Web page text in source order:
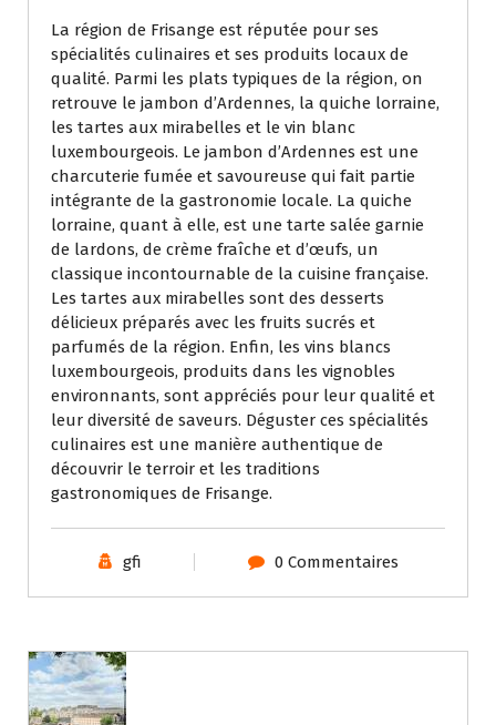
La région de Frisange est réputée pour ses
spécialités culinaires et ses produits locaux de
qualité. Parmi les plats typiques de la région, on
retrouve le jambon d’Ardennes, la quiche lorraine,
les tartes aux mirabelles et le vin blanc
luxembourgeois. Le jambon d’Ardennes est une
charcuterie fumée et savoureuse qui fait partie
intégrante de la gastronomie locale. La quiche
lorraine, quant à elle, est une tarte salée garnie
de lardons, de crème fraîche et d’œufs, un
classique incontournable de la cuisine française.
Les tartes aux mirabelles sont des desserts
délicieux préparés avec les fruits sucrés et
parfumés de la région. Enfin, les vins blancs
luxembourgeois, produits dans les vignobles
environnants, sont appréciés pour leur qualité et
leur diversité de saveurs. Déguster ces spécialités
culinaires est une manière authentique de
découvrir le terroir et les traditions
gastronomiques de Frisange.
gfi 0 Commentaires